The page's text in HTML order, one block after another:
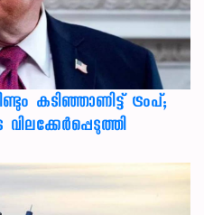
കടിഞ്ഞാണിട്ട് ട്രംപ്;